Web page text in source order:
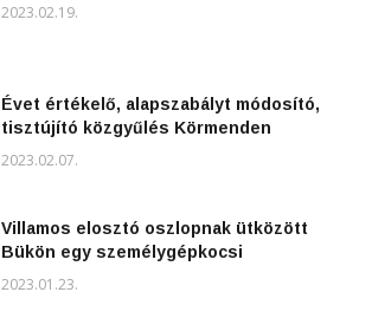
2023.02.19.
Évet értékelő, alapszabályt módosító,
tisztújító közgyűlés Körmenden
2023.02.07.
Villamos elosztó oszlopnak ütközött
Bükön egy személygépkocsi
2023.01.23.